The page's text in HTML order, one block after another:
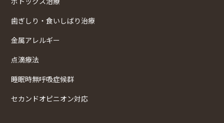
歯ぎしり・食いしばり治療
金属アレルギー
点滴療法
睡眠時無呼吸症候群
セカンドオピニオン対応